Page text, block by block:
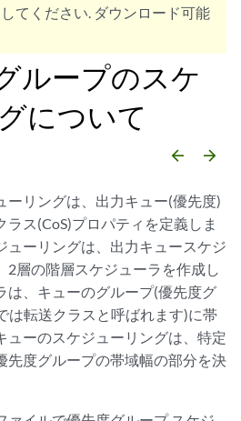
てください. ダウンロード可能
ループのスケ
について
arrow_backward arrow_forward
ーリングは、出力キュー(優先度)
ス(CoS)プロパティを定義しま
ューリングは、出力キュースケジ
2層の階層スケジューラを作成し
は、キューのグループ(優先度グ
は転送クラスと呼ばれます)に帯
ューのスケジューリングは、特定
先度グループの帯域幅の部分を決